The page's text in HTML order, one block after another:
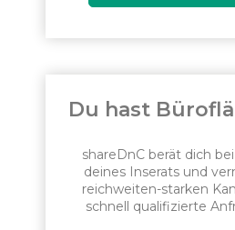
Du hast
shareDnC berät dich
deines Inserats und
reichweiten-starken
schnell qualifizierte